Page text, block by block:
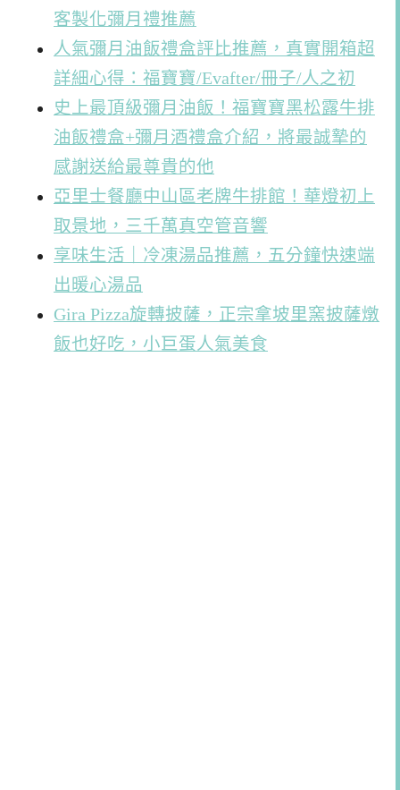
客製化彌月禮推薦
人氣彌月油飯禮盒評比推薦，真實開箱超
詳細心得：福寶寶/Evafter/冊子/人之初
史上最頂級彌月油飯！福寶寶黑松露牛排
油飯禮盒+彌月酒禮盒介紹，將最誠摯的
感謝送給最尊貴的他
亞里士餐廳中山區老牌牛排館！華燈初上
取景地，三千萬真空管音響
享味生活｜冷凍湯品推薦，五分鐘快速端
出暖心湯品
Gira Pizza旋轉披薩，正宗拿坡里窯披薩燉
飯也好吃，小巨蛋人氣美食